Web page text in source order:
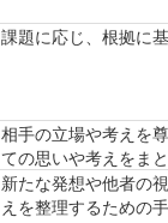
課題に応じ、根拠に
相手の立場や考えを
ての思いや考えをま
新たな発想や他者の
えを整理するための